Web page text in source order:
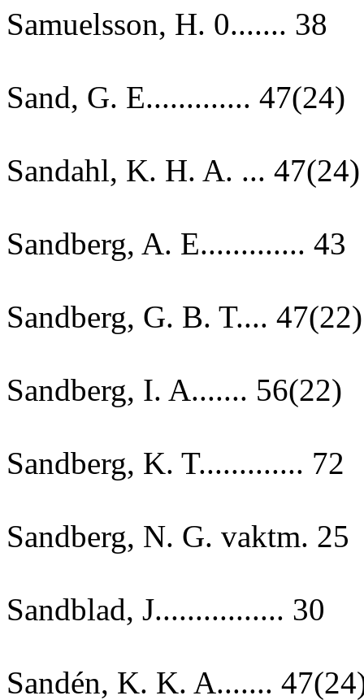
Samuelsson, H. 0....... 38
Sand, G. E............. 47(24)
Sandahl, K. H. A. ... 47(24)
Sandberg, A. E............. 43
Sandberg, G. B. T.... 47(22)
Sandberg, I. A....... 56(22)
Sandberg, K. T............. 72
Sandberg, N. G. vaktm. 25
Sandblad, J................ 30
Sandén, K. K. A.......